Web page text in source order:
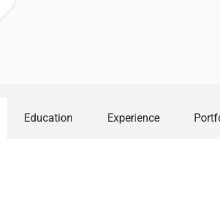
Education Experience